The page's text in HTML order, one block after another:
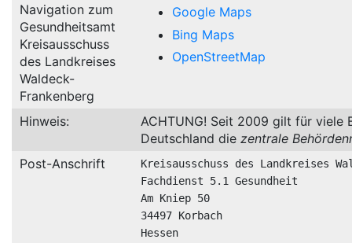
Navigation zum
Gesundheitsamt
Kreisausschuss
des Landkreises
Waldeck-
Frankenberg
Google Maps
Bing Maps
OpenStreetMap
Hinweis:
ACHTUNG! Seit 2009 gilt für viele
Deutschland die zentrale
Post-Anschrift
Kreisausschuss des Landkreises
Fachdienst 5.1 Gesundheit
Am Kniep 50
34497 Korbach
Hessen